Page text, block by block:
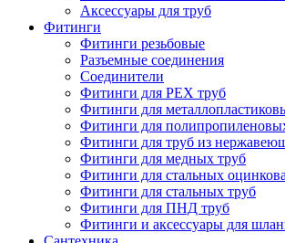
Аксессуары для труб
Фитинги
Фитинги резьбовые
Разъемные соединения
Соединители
Фитинги для PEX труб
Фитинги для
Фитинги для
Фитинги для труб из
Фитинги для медных труб
Фитинги для стальных
Фитинги для стальных труб
Фитинги для ПНД труб
Фитинги и аксессуары для